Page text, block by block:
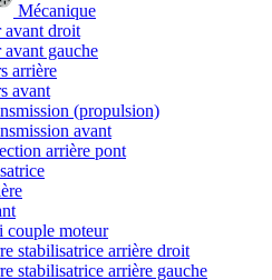
Mécanique
avant droit
gauche
arrière
avant
(propulsion)
avant
arrière pont
couple moteur
stabilisatrice arrière droit
stabilisatrice arrière gauche